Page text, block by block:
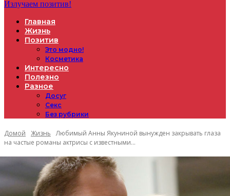
Излучаем позитив!
Главная
Жизнь
Позитив
Это модно!
Косметика
Интересно
Полезно
Разное
Досуг
Секс
Без рубрики
Домой Жизнь
Любимый Анны Якуниной вынужден закрывать глаза
на частые романы актрисы с известными...